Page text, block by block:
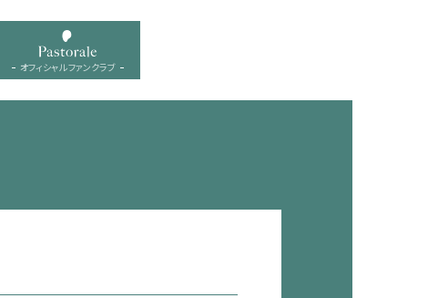
オフィシャル ファンクラブ